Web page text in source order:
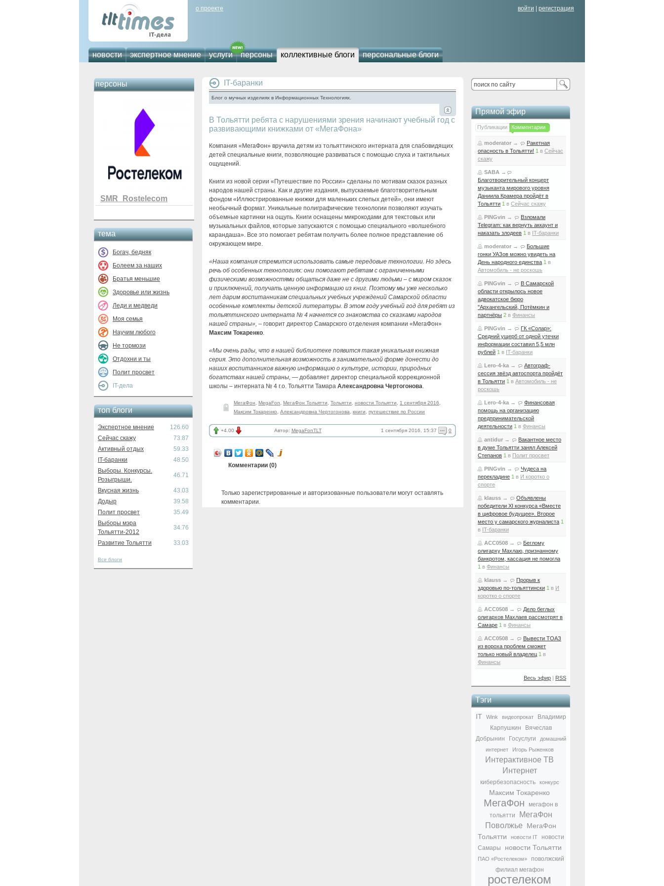
о проекте войти регистрация
новости экспертное мнение услуги персоны коллективные блоги персональные блоги
персоны
SMR_Rostelecom
тема
Богач, бедняк
Болеем за наших
Братья меньшие
Здоровье или жизнь
Леди и медведи
Моя семья
Научим любого
Не тормози
Отдохни и ты
Полит просвет
IT-дела
топ блоги
Экспертное мнение
126.60
Сейчас скажу
73.87
Активный отдых
59.33
IT-баранки
48.50
Выборы. Конкурсы.
Розыгрыши.
46.71
Вкусная жизнь
43.03
Додыр
39.58
Полит просвет
35.49
Выборы мэра
Тольятти-2012
34.76
Развитие Тольятти 33.03
Все блоги
IT-баранки
Блог о мучных изделиях в Информационных Технологиях.
В Тольятти ребята с нарушениями зрения начинают учебный год с
развивающими книжками от «МегаФона»
Компания «МегаФон» вручила детям из тольяттинского интерната для слабовидящих
детей специальные книги, позволяющие развиваться с помощью слуха и тактильных
ощущений.
Книги из новой серии «Путешествие по России» сделаны по мотивам сказок разных
народов нашей страны. Как и другие издания, выпускаемые благотворительным
фондом «Иллюстрированные книжки для маленьких слепых детей», они имеют
необычный формат. Уникальные полиграфические технологии позволяют изучать
объемные картинки на ощупь. Книги оснащены микрокодами для текстовых или
музыкальных файлов, которые запускаются с помощью специального «волшебного
карандаша». Все это помогает ребятам получить более полное представление об
окружающем мире.
«Наша компания стремится использовать самые передовые технологии. Но здесь
речь об особенных технологиях: они помогают ребятам с ограниченными
физическими возможностями общаться даже не с другими людьми – с миром сказок
и приключений, получать ценную информацию из книг. Поэтому мы уже несколько
лет дарим воспитанникам специальных учебных учреждений Самарской области
особенные комплекты детской литературы. В этом году учебный год для ребят из
тольяттинского интерната № 4 начнется со знакомства со сказками народов
нашей страны», – говорит директор Самарского отделения компании «МегаФон»
Максим Токаренко.
«Мы очень рады, что в нашей библиотеке появится такая уникальная книжная
серия. Это дополнительная возможность в занимательной форме донести до
наших воспитанников важную информацию о культуре, истории, природных
богатствах нашей страны, — добавляет директор специальной коррекционной
школы – интерната № 4 г.о. Тольятти Тамара Александровна Чертогонова.
МегаФон MegaFon МегаФон Тольятти Тольятти новости Тольятти 1 сентября 2016
Максим Токаренко
Александровна Чертогонова книги путешествие по России
+4.00 Автор: MegaFonTLT 1 сентября 2016, 15:37 0
Комментарии (0)
Только зарегистрированные и авторизованные пользователи могут оставлять
комментарии.
Прямой эфир
Публикации Комментарии
moderator →
Ракетная
опасность в Тольятти! 1 в Сейчас
скажу
SABA →
Благотворительный концерт
музыканта мирового уровня
Даниила Крамера пройдёт в
Тольятти 1 в Сейчас скажу
PINGvin →
Взломали
Telegram: как вернуть аккаунт и
наказать злодеев 1 в IT-баранки
moderator →
Большие
гонки УАЗов можно увидеть на
День народного единства 1 в
Автомобиль - не роскошь
PINGvin →
В Самарской
области открылось новое
адвокатское бюро
"Архангельский, Потёмкин и
партнёры 2 в Финансы
PINGvin →
ГК «Солар»:
Средний ущерб от одной утечки
информации составил 5,5 млн
рублей 1 в IT-баранки
Lero-4-ka →
Автограф-
сессия звёзд автоспорта пройдёт
в Тольятти 1 в Автомобиль - не
роскошь
Lero-4-ka →
Финансовая
помощь на организацию
предпринимательской
деятельности 1 в Финансы
antidur →
Вакантное место
в думе Тольятти занял Алексей
Степанов 1 в Полит просвет
PINGvin →
Чудеса на
перекладине 1 в И коротко о
спорте
klauss →
Объявлены
победители XI конкурса «Вместе
в цифровое будущее». Второе
место у самарского журналиста 1
в IT-баранки
ACC0508 →
Беглому
олигарху Махлаю, признанному
банкротом, кассация не помогла
1 в Финансы
klauss →
Прорыв к
здоровью по-тольяттински 1 в И
коротко о спорте
ACC0508 →
Дело беглых
олигархов Махлаев рассмотрят в
Самаре 1 в Финансы
ACC0508 →
Вывести ТОАЗ
из вороха проблем сможет
только новый владелец 1 в
Финансы
Весь эфир | RSS
Тэги
IT Wink видеопрокат
Владимир
Карпушкин
Вячеслав
Добрынин
Госуслуги
домашний
интернет
Игорь Рыженков
Интерактивное ТВ
Интернет
кибербезопасность конкурс
Максим Токаренко
МегаФон
мегафон в
тольятти
МегаФон
Поволжье
МегаФон
Тольятти
новости IT
новости
Самары
новости Тольятти
ПАО «Ростелеком»
поволжский
филиал мегафон
ростелеком